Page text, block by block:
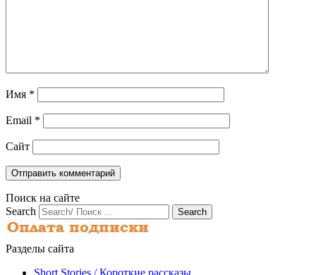
Имя *
Email *
Сайт
Поиск на сайте
Search
Разделы сайта